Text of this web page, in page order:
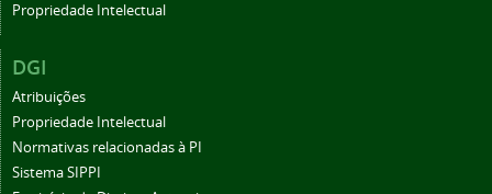
Propriedade Intelectual
DGI
Atribuições
Propriedade Intelectual
Normativas relacionadas à PI
Sistema SIPPI